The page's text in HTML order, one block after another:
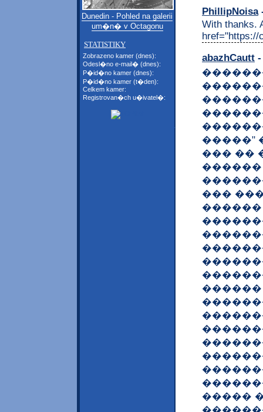
Dunedin - Pohled na galerii
um�n� v Octagonu
STATISTIKY
Zobrazeno kamer (dnes):
Odesl�no e-mail� (dnes):
P�id�no kamer (dnes):
P�id�no kamer (t�den):
Celkem kamer:
Registrovan�ch u�ivatel�:
PhillipNoisa
With thanks.
href="https://
abazhCautt -
�����"
��� ��
���
�����